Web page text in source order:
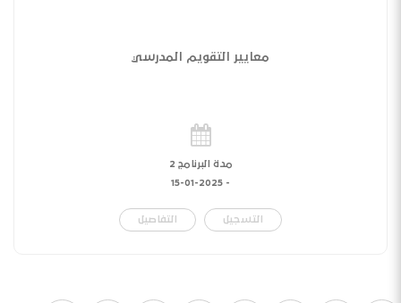
معايير التقويم المدرسي
مدة البرنامج 2
-
15-01-2025
التسجيل التفاصيل